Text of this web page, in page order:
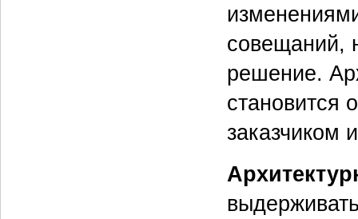
совещаний,
решение.
становится
заказчиком